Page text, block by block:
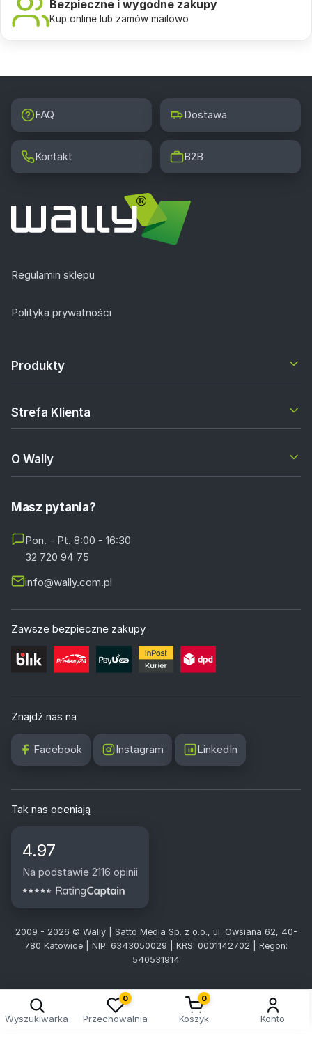
Bezpieczne i wygodne zakupy
Kup online lub zamów mailowo
FAQ Dostawa
Kontakt B2B
Regulamin sklepu
Polityka prywatności
Produkty
Strefa Klienta
O Wally
Masz pytania?
Pon. - Pt. 8:00 - 16:30
32 720 94 75
info@wally.com.pl
Zawsze bezpieczne zakupy
Znajdź nas na
Facebook Instagram LinkedIn
Tak nas oceniają
4.97
Na podstawie 2116 opinii
2009 - 2026 © Wally | Satto Media Sp. z o.o., ul. Owsiana 62, 40-
780 Katowice | NIP: 6343050029 | KRS: 0001142702 | Regon:
540531914
Wyszukiwarka
0
Przechowalnia
0
Koszyk Konto